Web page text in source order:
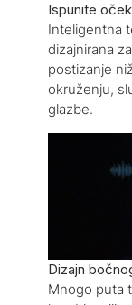
Ispunite
Inteligentna
dizajnirana
postizanje
okruženju,
glazbe.
Dizajn
Mnogo puta